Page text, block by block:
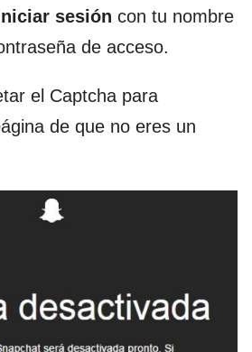
sesión con tu nombre
de acceso.
el Captcha para
de que no eres un